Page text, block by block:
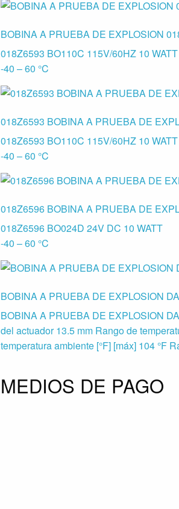
BOBINA A PRUEBA DE EXPLOSION
018Z6593 BO110C 115V/60HZ 10 WATT
-40 – 60 °C
018Z6593 BOBINA A PRUEBA DE
018Z6593 BO110C 115V/60HZ 10 WATT
-40 – 60 °C
018Z6596 BOBINA A PRUEBA DE
018Z6596 BO024D 24V DC 10 WATT
-40 – 60 °C
BOBINA A PRUEBA DE EXPLOSION
BOBINA A PRUEBA DE EXPLOSION
del actuador 13.5 mm Rango de
temperatura ambiente [°F] [máx] 104 °F
MEDIOS DE PAGO